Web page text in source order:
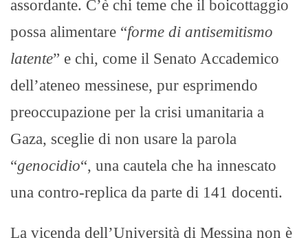
assordante. C’è chi teme che il boicottaggio
possa alimentare “forme di antisemitismo
latente” e chi, come il Senato Accademico
dell’ateneo messinese, pur esprimendo
preoccupazione per la crisi umanitaria a
Gaza, sceglie di non usare la parola
“genocidio“, una cautela che ha innescato
una contro-replica da parte di 141 docenti.
La vicenda dell’Università di Messina non è